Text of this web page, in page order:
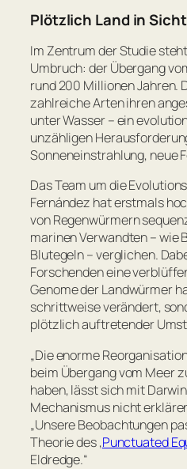
Plötzlich Land in Sicht
Im Zentrum der Studie
Umbruch: der Übergang
rund 200 Millionen Jahren.
zahlreiche Arten ihren
unter Wasser – ein
unzähligen
Sonneneinstrahlung, neue
Das Team um die
Fernández hat erstmals
von Regenwürmern
marinen Verwandten – wie
Blutegeln – verglichen.
Forschenden eine
Genome der Landwürmer
schrittweise verändert,
plötzlich auftretender
„Die enorme
beim Übergang vom Meer
haben, lässt sich mit
Mechanismus nicht
„Unsere Beobachtungen
Theorie des ‚Punctuated
Eldredge.“